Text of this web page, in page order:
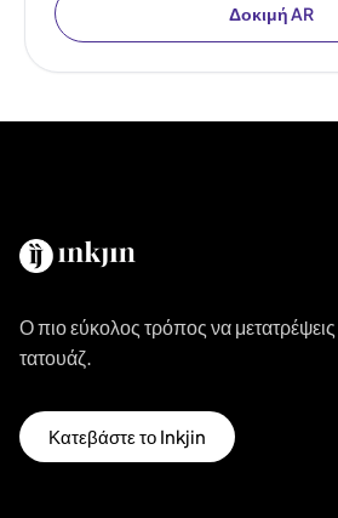
Δοκιμή AR
Ο πιο εύκολος τρόπος να μετατρέψεις
τατουάζ.
Κατεβάστε το Inkjin